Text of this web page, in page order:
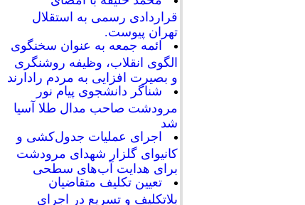
قراردادی رسمی به استقلال
تهران پیوست.
ائمه جمعه به عنوان سخنگوی
الگوی انقلاب، وظیفه روشنگری
و بصیرت افزایی به مردم رادارند
شناگر دانشجوی پیام نور
مرودشت صاحب مدال طلا آسیا
شد
اجرای عملیات جدول‌کشی و
کانیوای گلزار شهدای مرودشت
برای هدایت آب‌های سطحی
تعیین تکلیف متقاضیان
بلاتکلیف و تسریع در اجرای